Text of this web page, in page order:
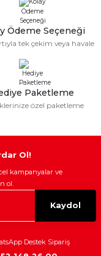
Ödeme Seçeneği
tek çekim veya havale
Paketleme
özel paketleme
Ol!
kampanyalar ve
ol.
Kaydol
Destek Sipariş